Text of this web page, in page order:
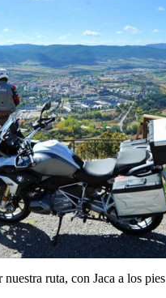
ruta, con Jaca a los pies